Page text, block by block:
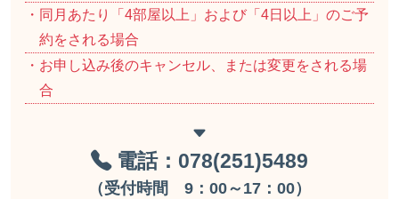
・同月あたり「4部屋以上」および「4日以上」のご予
約をされる場合
・お申し込み後のキャンセル、または変更をされる場
合
電話：078(251)5489
（受付時間 9：00～17：00）